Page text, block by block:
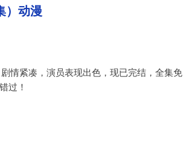
）动漫
情紧凑，演员表现出色，现已完结，全集免
过！